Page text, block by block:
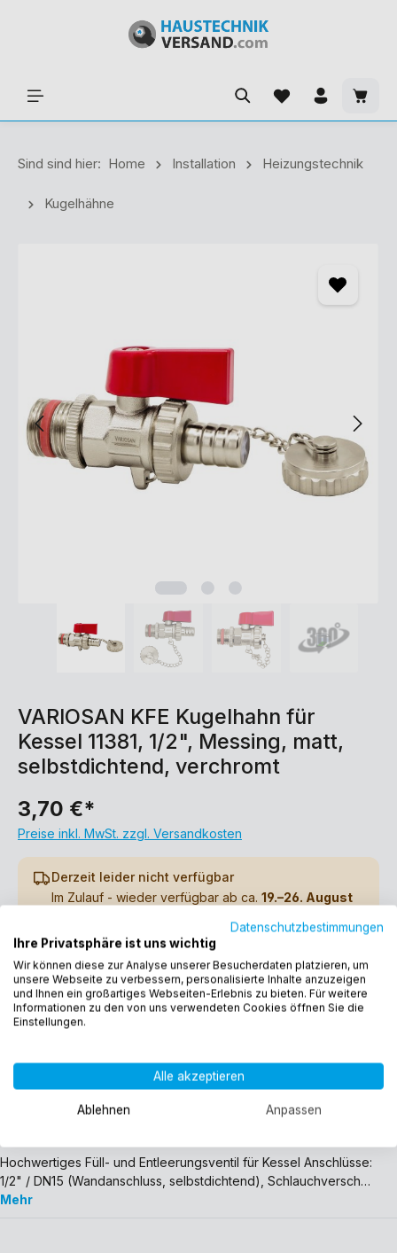
Sind sind hier: Home Installation Heizungstechnik
Kugelhähne
VARIOSAN KFE Kugelhahn für
Kessel 11381, 1/2", Messing, matt,
selbstdichtend, verchromt
3,70 €*
Preise inkl. MwSt. zzgl. Versandkosten
Derzeit leider nicht verfügbar
Im Zulauf - wieder verfügbar ab ca. 19.–26. August
Wünschen Sie eine E-Mail Benachrichtigung, wenn das Produkt verfügbar ist?
Produktnummer:
EAN:4260323011381
Hochwertiges Füll- und Entleerungsventil für Kessel Anschlüsse:
1/2" / DN15 (Wandanschluss, selbstdichtend), Schlauchversch…
Mehr
Datenschutzbestimmungen
Ihre Privatsphäre ist uns wichtig
Wir können diese zur Analyse unserer Besucherdaten platzieren, um
unsere Webseite zu verbessern, personalisierte Inhalte anzuzeigen
und Ihnen ein großartiges Webseiten-Erlebnis zu bieten. Für weitere
Informationen zu den von uns verwendeten Cookies öffnen Sie die
Einstellungen.
Alle akzeptieren
Ablehnen Anpassen